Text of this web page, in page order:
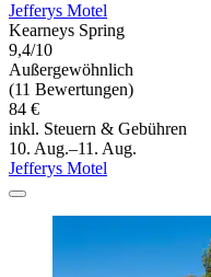
Jefferys Motel
Kearneys Spring
9,4/10
Außergewöhnlich
(11 Bewertungen)
84 €
inkl. Steuern & Gebühren
10. Aug.–11. Aug.
Jefferys Motel